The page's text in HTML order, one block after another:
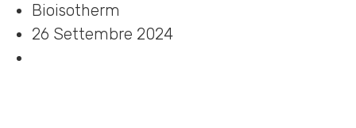
Bioisotherm
26 Settembre 2024